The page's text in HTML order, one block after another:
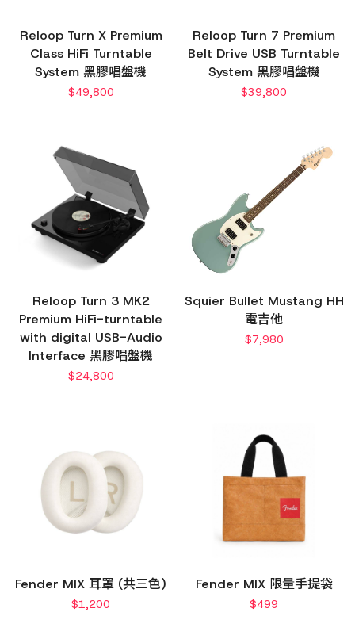
Reloop Turn X Premium
Class HiFi Turntable
System 黑膠唱盤機
$49,800
Reloop Turn 7 Premium
Belt Drive USB Turntable
System 黑膠唱盤機
$39,800
Reloop Turn 3 MK2
Premium HiFi-turntable
with digital USB-Audio
Interface 黑膠唱盤機
$24,800
Squier Bullet Mustang HH
電吉他
$7,980
Fender MIX 耳罩 (共三色)
$1,200
Fender MIX 限量手提袋
$499